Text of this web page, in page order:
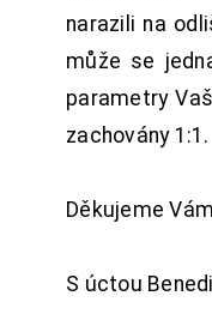
narazili na
může se
parametry
zachovány 1:1.
Děkujeme
S úctou